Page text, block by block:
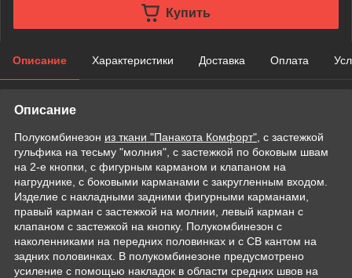
Купить
Описание Характеристики Доставка Оплата
Описание
Полукомбинезон из ткани "Панакота Комфорт" , с застежкой
гульфика на тесьму "молния", с застежкой по боковым швам
на 2-е кнопки, с фигурным карманом и клапаном на
нагруднике, с боковыми карманами с закругленным входом.
Изделие с накладными задними фигурными карманами,
правый карман с застежкой на молнии, левый карман с
клапаном с застежкой на кнопку. Полукомбинезон с
наколенниками на передних половинках и с СВ кантом на
задних половинках. В полукомбинезоне предусмотрено
усиление с помощью накладок в области средних швов на